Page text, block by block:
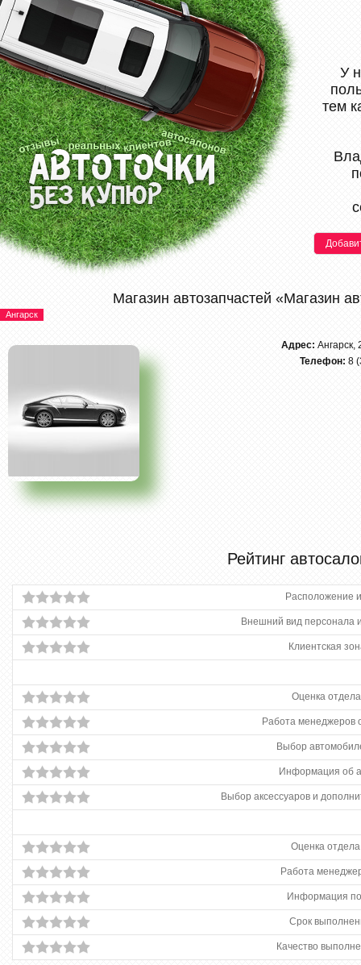
У
тем
Магазин автозапчастей «Магазин
Ангарск
Адрес: Ангарск,
Телефон: 8
Рейтинг
Расположение
Внешний вид персонала
Клиентская
Оценка
Работа менеджеров
Выбор
Информация об
Выбор аксессуаров и
Оценка
Работа
Информация
Срок
Качество